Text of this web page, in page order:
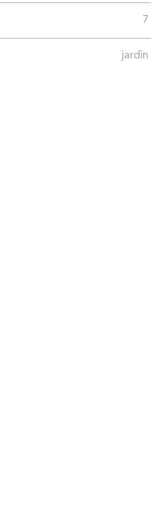
7
jardin